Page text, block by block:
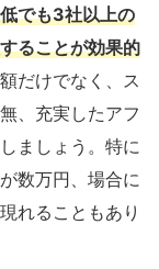
でも3社以上の
ることが効果的
だけでなく、ス
、充実したアフ
ましょう。特に
数万円、場合に
れることもあり